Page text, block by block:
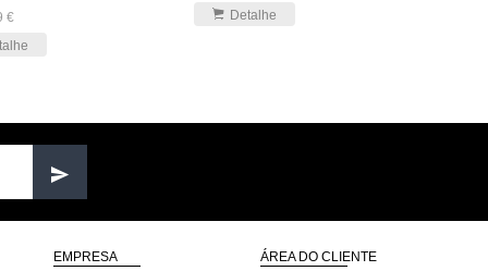
€
Detalhe
EMPRESA ÁREA DO CLIENTE